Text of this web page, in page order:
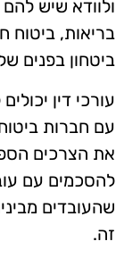
ולוודא שיש להם
בריאות, ביטוח
ביטחון בפנים
עורכי דין
עם חברות
את הצרכים
להסכמים עם
שהעובדים
זה.